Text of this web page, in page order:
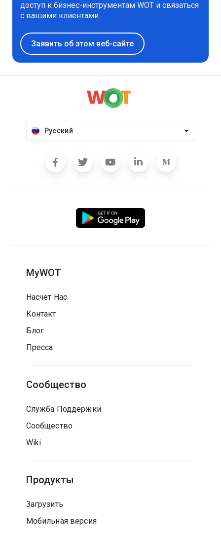
доступ к бизнес-инструментам WOT и связаться
с вашими клиентами.
Заявить об этом веб-сайте
Русский
MyWOT
Насчет Нас
Контакт
Блог
Пресса
Сообщество
Служба Поддержки
Сообщество
Wiki
Продукты
Загрузить
Мобильная версия